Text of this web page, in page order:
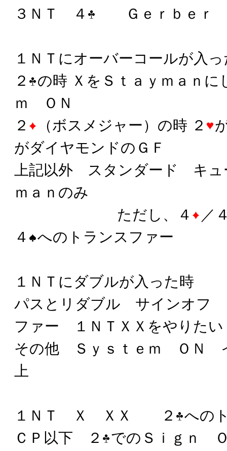
３ＮＴ ４
Ｇｅｒｂｅｒ
１ＮＴにオーバーコールが入
２
の時 ＸをＳｔａｙｍａｎに
ｍ ＯＮ
２
（ボスメジャー）の時 ２
がダイヤモンドのＧＦ
上記以外 スタンダード キュ
ｍａｎのみ
ただし、４
／
４
へのトランスファー
１ＮＴにダブルが入った時
パスとリダブル サインオフ
ファー １ＮＴＸＸをやりたい
その他 Ｓｙｓｔｅｍ ＯＮ
上
１ＮＴ Ｘ ＸＸ ２
への
ＣＰ以下 ２
でのＳｉｇｎ